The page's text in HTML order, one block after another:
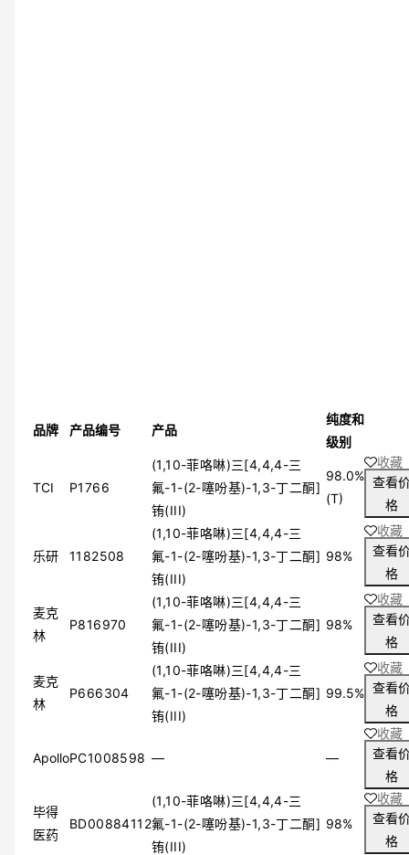
品牌 产品编号 产品
纯度和
级别
TCI P1766
(1,10-菲咯啉)三[4,4,4-三
氟-1-(2-噻吩基)-1,3-丁二酮]
铕(III)
98.0%
(T)
收藏
查看
格
乐研 1182508
(1,10-菲咯啉)三[4,4,4-三
氟-1-(2-噻吩基)-1,3-丁二酮]
铕(III)
98%
收藏
查看
格
麦克
林
P816970
(1,10-菲咯啉)三[4,4,4-三
氟-1-(2-噻吩基)-1,3-丁二酮]
铕(III)
98%
收藏
查看
格
麦克
林
P666304
(1,10-菲咯啉)三[4,4,4-三
氟-1-(2-噻吩基)-1,3-丁二酮]
铕(III)
99.5%
收藏
查看
格
ApolloPC1008598 — —
收藏
查看
格
毕得
医药
BD00884112
(1,10-菲咯啉)三[4,4,4-三
氟-1-(2-噻吩基)-1,3-丁二酮]
铕(III)
98%
收藏
查看
格